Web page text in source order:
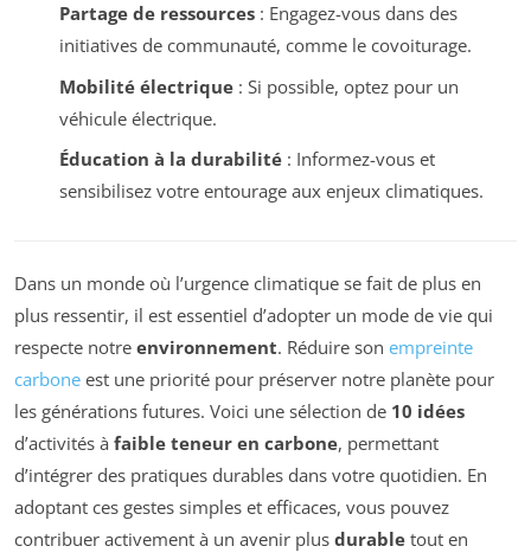
Partage de ressources: Engagez-vous dans des
initiatives de communauté, comme le covoiturage.
Mobilité électrique: Si possible, optez pour un
véhicule électrique.
Éducation à la durabilité: Informez-vous et
sensibilisez votre entourage aux enjeux climatiques.
Dans un monde où l’urgence climatique se fait de plus en
plus ressentir, il est essentiel d’adopter un mode de vie qui
respecte notre environnement. Réduire son empreinte
carbone est une priorité pour préserver notre planète pour
les générations futures. Voici une sélection de 10 idées
d’activités à faible teneur en carbone, permettant
d’intégrer des pratiques durables dans votre quotidien. En
adoptant ces gestes simples et efficaces, vous pouvez
contribuer activement à un avenir plus durable tout en